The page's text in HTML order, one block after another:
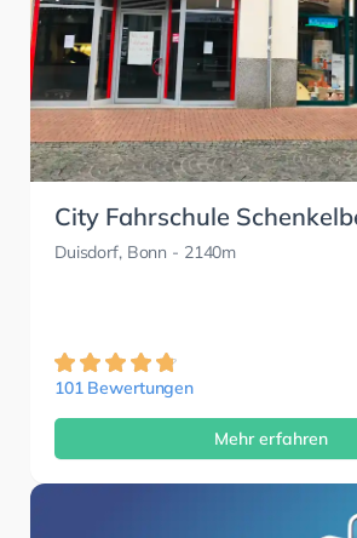
City Fahrschule
Duisdorf, Bonn - 2140m
101 Bewertungen
Mehr erfahren